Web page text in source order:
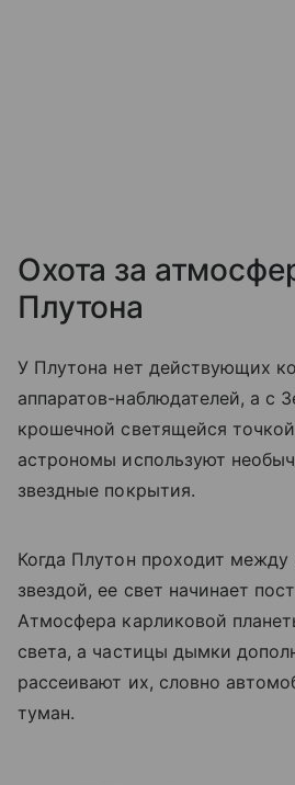
Охота за
Плутона
У Плутона нет действующих
аппаратов-наблюдателей, а с
крошечной светящейся
астрономы используют
звездные покрытия.
Когда Плутон проходит
звездой, ее свет начинает
Атмосфера карликовой
света, а частицы дымки
рассеивают их, словно
туман.